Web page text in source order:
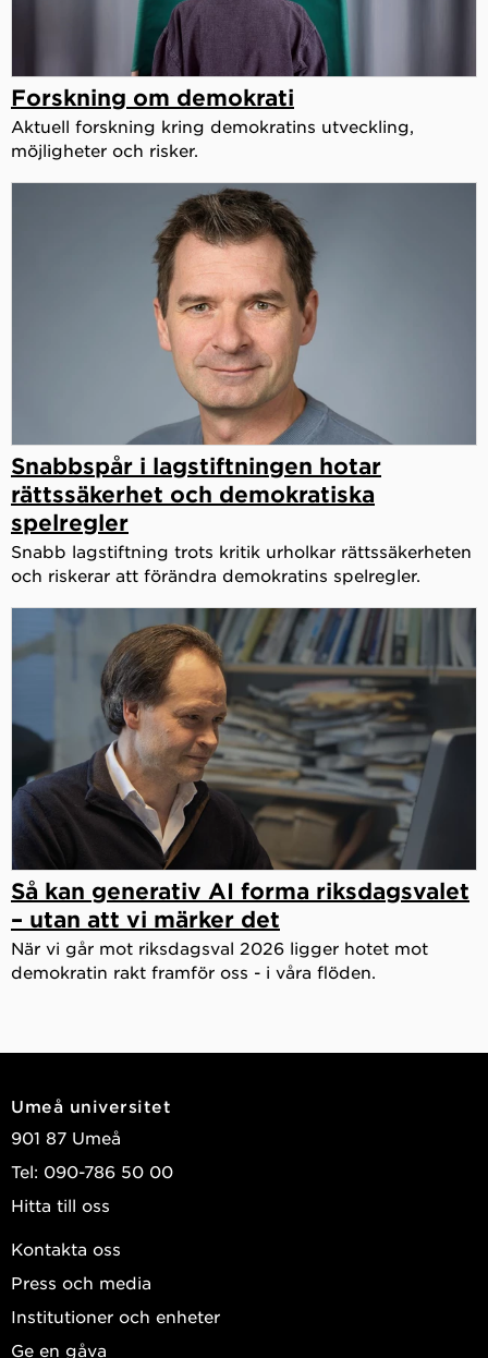
Forskning om demokrati
Aktuell forskning kring demokratins utveckling,
möjligheter och risker.
Snabbspår i lagstiftningen hotar
rättssäkerhet och demokratiska
spelregler
Snabb lagstiftning trots kritik urholkar rättssäkerheten
och riskerar att förändra demokratins spelregler.
Så kan generativ AI forma riksdagsvalet
– utan att vi märker det
När vi går mot riksdagsval 2026 ligger hotet mot
demokratin rakt framför oss - i våra flöden.
Umeå universitet
901 87 Umeå
Tel: 090-786 50 00
Hitta till oss
Kontakta oss
Press och media
Institutioner och enheter
Ge en gåva